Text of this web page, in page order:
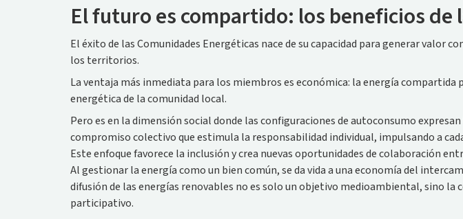
El futuro es compartido: los beneficios de
El éxito de las Comunidades Energéticas nace de su capacidad para generar
los territorios.
La ventaja más inmediata para los miembros es económica: la energía
energética de la comunidad local.
Pero es en la dimensión social donde las configuraciones de autoconsumo
compromiso colectivo que estimula la responsabilidad individual, impulsando a
Este enfoque favorece la inclusión y crea nuevas oportunidades de colaboración
Al gestionar la energía como un bien común, se da vida a una economía del
difusión de las energías renovables no es solo un objetivo medioambiental, sino
participativo.